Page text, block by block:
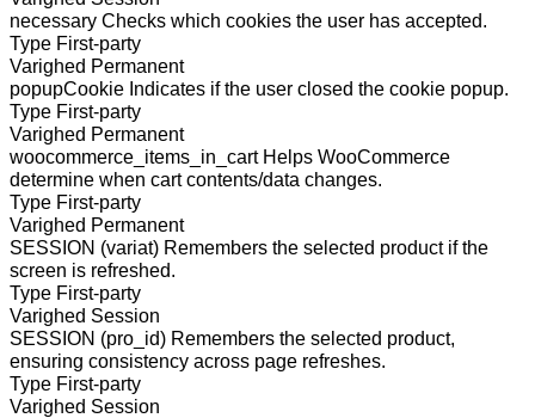
necessary Checks which cookies the user has accepted.
Type First-party
Varighed Permanent
popupCookie Indicates if the user closed the cookie popup.
Type First-party
Varighed Permanent
woocommerce_items_in_cart Helps WooCommerce
determine when cart contents/data changes.
Type First-party
Varighed Permanent
SESSION (variat) Remembers the selected product if the
screen is refreshed.
Type First-party
Varighed Session
SESSION (pro_id) Remembers the selected product,
ensuring consistency across page refreshes.
Type First-party
Varighed Session